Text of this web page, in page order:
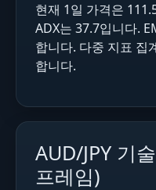
현재 1일 가격은
ADX는 37.7입니다.
합니다. 다중 지표 집
합니다.
AUD/JPY 기
프레임)